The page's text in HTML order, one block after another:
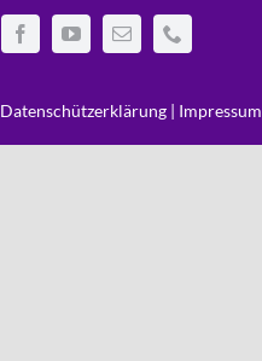
Datenschützerklärung | Impressum